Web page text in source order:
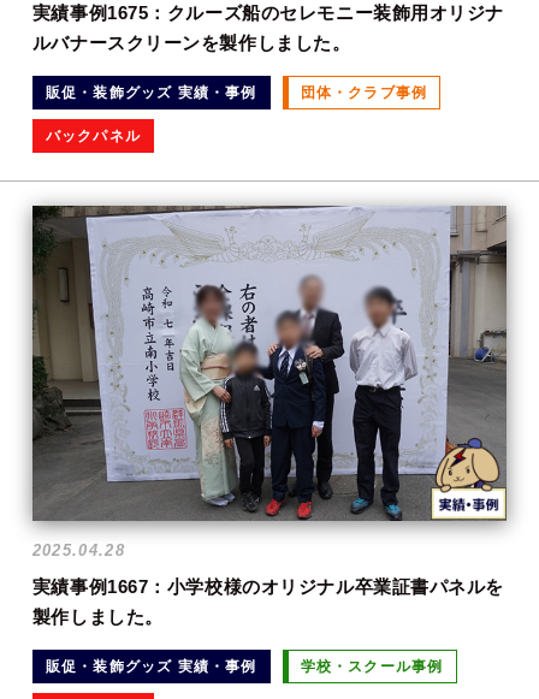
実績事例1675：クルーズ船のセレモニー装飾用オリジナ
ルバナースクリーンを製作しました。
販促・装飾グッズ 実績・事例 団体・クラブ事例
バックパネル
2025.04.28
実績事例1667：小学校様のオリジナル卒業証書パネルを
製作しました。
販促・装飾グッズ 実績・事例 学校・スクール事例